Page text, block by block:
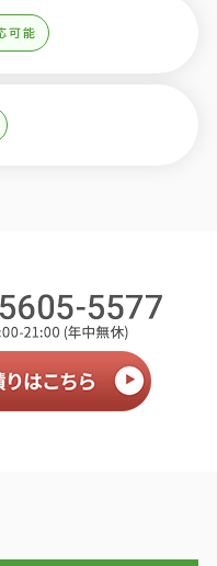
可能